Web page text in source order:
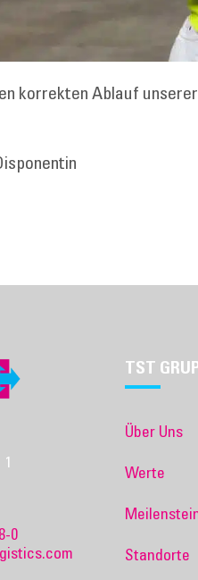
korrekten Ablauf
0
TST
Über Uns
Werte
Standorte